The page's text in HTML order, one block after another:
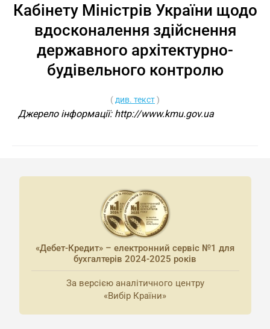
Кабінету Міністрів України щодо
вдосконалення здійснення
державного архітектурно-
будівельного контролю
( див. текст)
Джерело інформації: http://www.kmu.gov.ua
«Дебет-Кредит» – електронний сервіс №1 для
бухгалтерів 2024-2025 років
За версією аналітичного центру
«Вибір Країни»